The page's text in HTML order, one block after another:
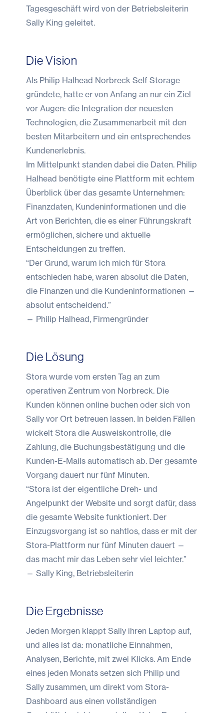
Tagesgeschäft wird von der Betriebsleiterin
Sally King geleitet.
Die Vision
Als Philip Halhead Norbreck Self Storage
gründete, hatte er von Anfang an nur ein Ziel
vor Augen: die Integration der neuesten
Technologien, die Zusammenarbeit mit den
besten Mitarbeitern und ein entsprechendes
Kundenerlebnis.
Im Mittelpunkt standen dabei die Daten. Philip
Halhead benötigte eine Plattform mit echtem
Überblick über das gesamte Unternehmen:
Finanzdaten, Kundeninformationen und die
Art von Berichten, die es einer Führungskraft
ermöglichen, sichere und aktuelle
Entscheidungen zu treffen.
“Der Grund, warum ich mich für Stora
entschieden habe, waren absolut die Daten,
die Finanzen und die Kundeninformationen —
absolut entscheidend.”
— Philip Halhead, Firmengründer
Die Lösung
Stora wurde vom ersten Tag an zum
operativen Zentrum von Norbreck. Die
Kunden können online buchen oder sich von
Sally vor Ort betreuen lassen. In beiden Fällen
wickelt Stora die Ausweiskontrolle, die
Zahlung, die Buchungsbestätigung und die
Kunden-E-Mails automatisch ab. Der gesamte
Vorgang dauert nur fünf Minuten.
“Stora ist der eigentliche Dreh- und
Angelpunkt der Website und sorgt dafür, dass
die gesamte Website funktioniert. Der
Einzugsvorgang ist so nahtlos, dass er mit der
Stora-Plattform nur fünf Minuten dauert —
das macht mir das Leben sehr viel leichter.”
— Sally King, Betriebsleiterin
Die Ergebnisse
Jeden Morgen klappt Sally ihren Laptop auf,
und alles ist da: monatliche Einnahmen,
Analysen, Berichte, mit zwei Klicks. Am Ende
eines jeden Monats setzen sich Philip und
Sally zusammen, um direkt vom Stora-
Dashboard aus einen vollständigen